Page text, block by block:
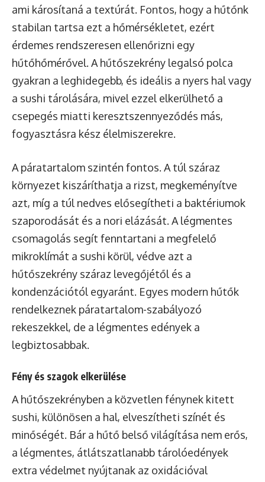
ami károsítaná a textúrát. Fontos, hogy a hűtőnk
stabilan tartsa ezt a hőmérsékletet, ezért
érdemes rendszeresen ellenőrizni egy
hűtőhőmérővel. A hűtőszekrény legalsó polca
gyakran a leghidegebb, és ideális a nyers hal vagy
a sushi tárolására, mivel ezzel elkerülhető a
csepegés miatti keresztszennyeződés más,
fogyasztásra kész élelmiszerekre.
A páratartalom szintén fontos. A túl száraz
környezet kiszáríthatja a rizst, megkeményítve
azt, míg a túl nedves elősegítheti a baktériumok
szaporodását és a nori elázását. A légmentes
csomagolás segít fenntartani a megfelelő
mikroklímát a sushi körül, védve azt a
hűtőszekrény száraz levegőjétől és a
kondenzációtól egyaránt. Egyes modern hűtők
rendelkeznek páratartalom-szabályozó
rekeszekkel, de a légmentes edények a
legbiztosabbak.
Fény és szagok elkerülése
A hűtőszekrényben a közvetlen fénynek kitett
sushi, különösen a hal, elveszítheti színét és
minőségét. Bár a hűtő belső világítása nem erős,
a légmentes, átlátszatlanabb tárolóedények
extra védelmet nyújtanak az oxidációval